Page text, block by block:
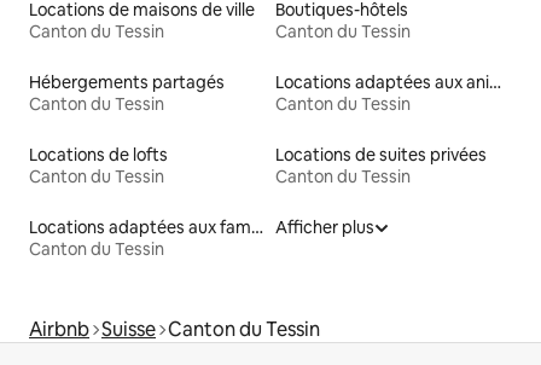
Locations de maisons de ville
Canton du Tessin
Boutiques-hôtels
Canton du Tessin
Hébergements partagés
Canton du Tessin
Locations adaptées aux animaux
Canton du Tessin
Locations de lofts
Canton du Tessin
Locations de suites privées
Canton du Tessin
Locations adaptées aux familles
Canton du Tessin
Afficher plus
Airbnb Suisse Canton du Tessin